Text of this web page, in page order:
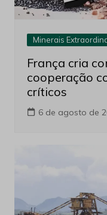
Minerais
França cria
cooperação
críticos
6 de agosto de